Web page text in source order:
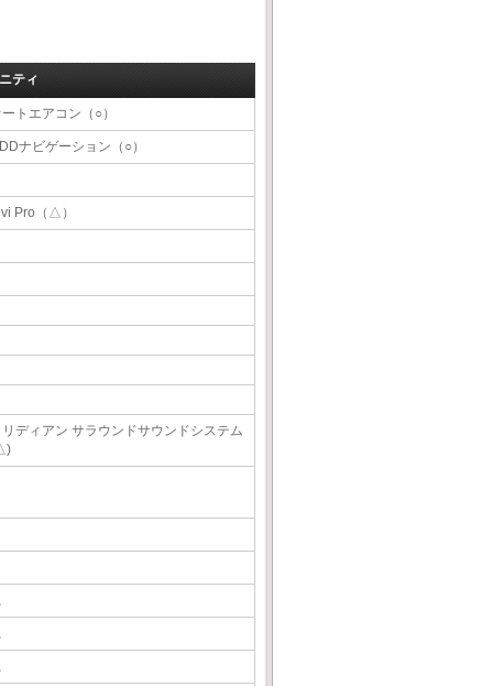
ティ
ートエアコン（○）
ナビゲーション（○）
Pro（△）
リディアン サラウンドサウンドシステム